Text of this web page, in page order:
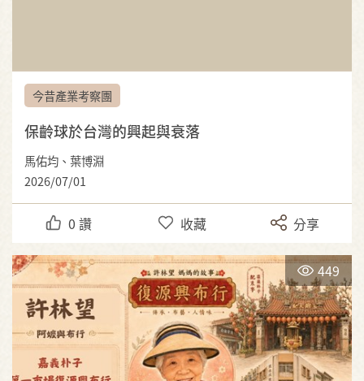
今昔產業考察團
保齡球於台灣的興起與衰落
馬佑均、葉博淵
2026/07/01
0 讚 收藏 分享
449